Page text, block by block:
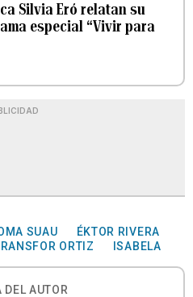
Silvia Eró relatan su
especial “Vivir para
SUAU
ÉKTOR RIVERA
ORTIZ ISABELA
DEL AUTOR